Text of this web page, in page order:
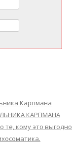
Карпмана
КАРПМАНА
те, кому это выгодно